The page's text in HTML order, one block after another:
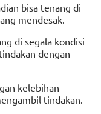
bisa tenang di
mendesak.
di segala kondisi
dengan
kelebihan
tindakan.